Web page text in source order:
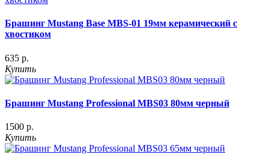
Брашинг Mustang Base MBS-01 19мм керамический с
хвостиком
635 р.
Купить
Брашинг Mustang Professional MBS03 80мм черный
1500 р.
Купить